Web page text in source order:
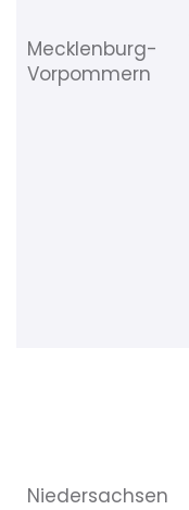
Mecklenburg-
Vorpommern
Niedersachsen